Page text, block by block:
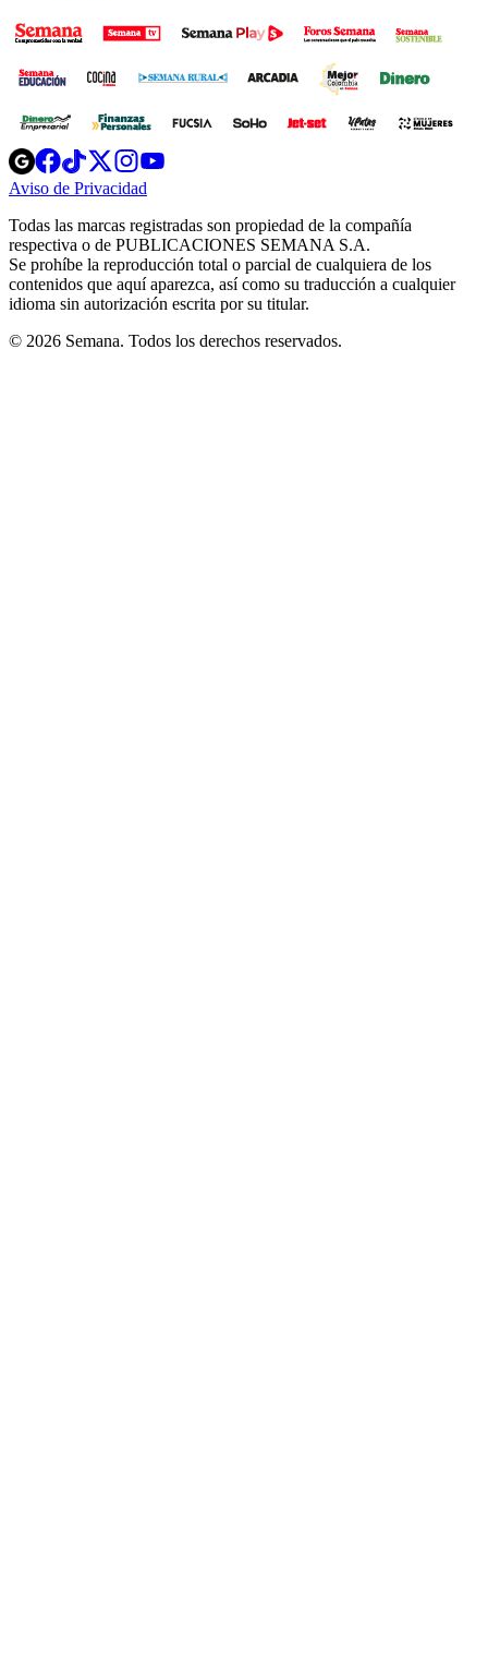
Opens
in
new
Opens
in
new
Opens
in
new
window
Opens
new
windowwindow
Aviso de Privacidad
new
window
Todas las marcas registradas son propiedad de la compañía
respectiva o de PUBLICACIONES SEMANA S.A.
Se prohíbe la reproducción total o parcial de cualquiera de los
contenidos que aquí aparezca, así como su traducción a cualquier
idioma sin autorización escrita por su titular.
© 2026 Semana. Todos los derechos reservados.